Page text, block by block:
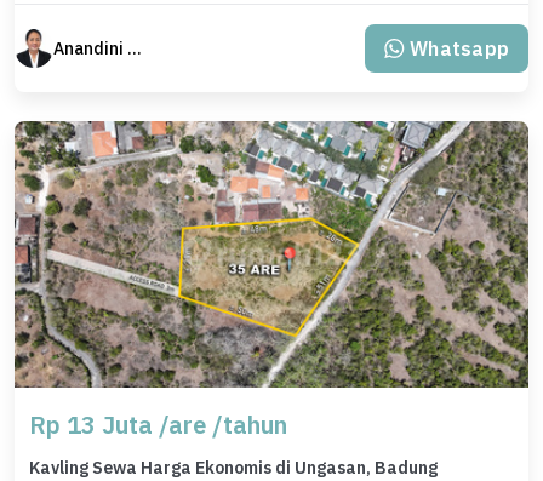
Anandini Property Whatsapp
Rp 13 Juta /are /tahun
Kavling Sewa Harga Ekonomis di Ungasan, Badung